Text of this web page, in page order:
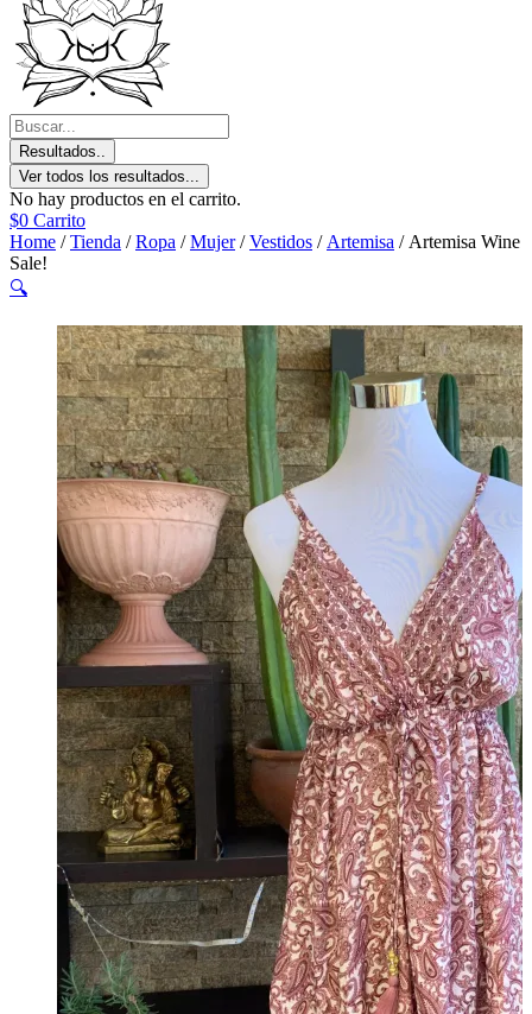
Resultados..
Ver todos los resultados...
No hay productos en el carrito.
$0 Carrito
Home /Tienda /Ropa /Mujer/Vestidos / Artemisa / Artemisa Wine
Sale!
🔍